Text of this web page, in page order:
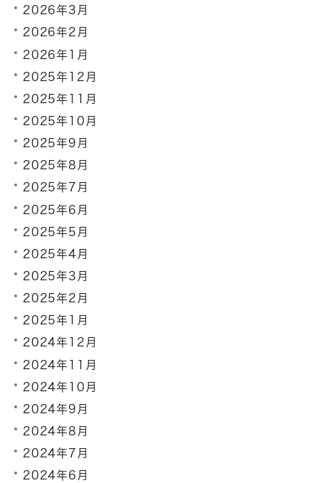
2026年3月
2026年2月
2026年1月
2025年12月
2025年11月
2025年10月
2025年9月
2025年8月
2025年7月
2025年6月
2025年5月
2025年4月
2025年3月
2025年2月
2025年1月
2024年12月
2024年11月
2024年10月
2024年9月
2024年8月
2024年7月
2024年6月